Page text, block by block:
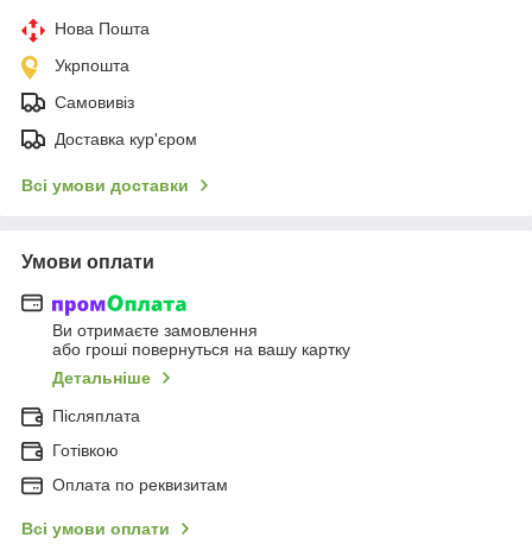
Нова Пошта
Укрпошта
Самовивіз
Доставка кур'єром
Всі умови доставки
Умови оплати
Ви отримаєте замовлення
або гроші повернуться на вашу картку
Детальніше
Післяплата
Готівкою
Оплата по реквизитам
Всі умови оплати